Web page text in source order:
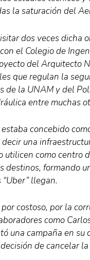
la saturación del
dos veces dicha
el Colegio de
del Arquitecto
que regulan la
de la UNAM y del
entre muchas
concebido
una
utilicen como centro
destinos, formando
llegan.
costoso, por la
como
una campaña en
de cancelar la